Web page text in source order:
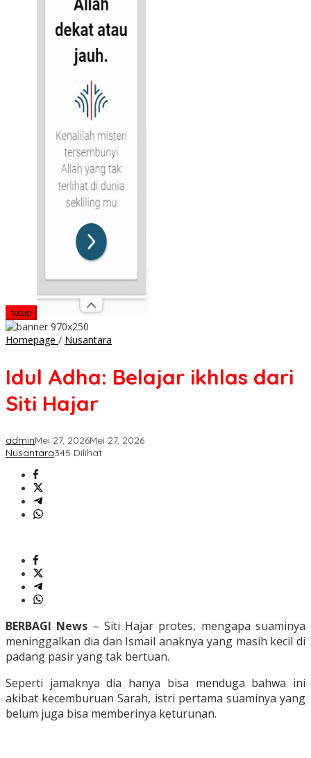
tutup
Homepage / Nusantara
ikhlas
Idul Adha: Belajar ikhlas dari
Siti Hajar
adminMei 27, 2026Mei 27, 2026
Nusantara345 Dilihat
BERBAGI News – Siti Hajar protes, mengapa suaminya
meninggalkan dia dan Ismail anaknya yang masih kecil di
padang pasir yang tak bertuan.
Seperti jamaknya dia hanya bisa menduga bahwa ini
akibat kecemburuan Sarah, istri pertama suaminya yang
belum juga bisa memberinya keturunan.